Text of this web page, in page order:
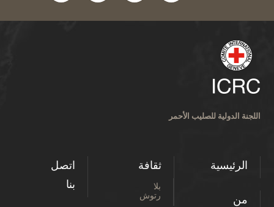
اللجنة الدولية للصليب الأحمر
الرئيسية
من
ثقافة
بلا
رتوش
اتصل
بنا